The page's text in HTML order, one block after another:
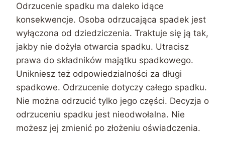
Odrzucenie spadku ma daleko idące
konsekwencje. Osoba odrzucająca spadek jest
wyłączona od dziedziczenia. Traktuje się ją tak,
jakby nie dożyła otwarcia spadku. Utracisz
prawa do składników majątku spadkowego.
Unikniesz też odpowiedzialności za długi
spadkowe. Odrzucenie dotyczy całego spadku.
Nie można odrzucić tylko jego części. Decyzja o
odrzuceniu spadku jest nieodwołalna. Nie
możesz jej zmienić po złożeniu oświadczenia.